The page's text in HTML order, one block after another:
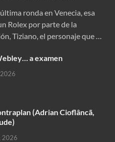
ronda en Venecia, esa
Rolex por parte de la
Tiziano, el personaje que …
a examen
(Adrian Cioflâncã,
2026